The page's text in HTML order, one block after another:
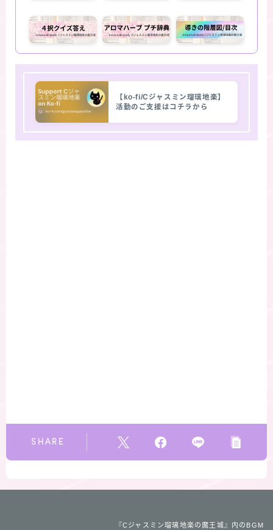
【ko-fi/Cジャスミン瑠璃地楽】
活動のご支援はコチラから
SHARE
『Cジャスミン瑠璃地楽の魔王城』内のBGM